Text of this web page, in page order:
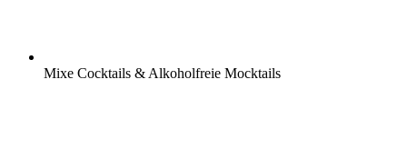
Mixe Cocktails & Alkoholfreie Mocktails